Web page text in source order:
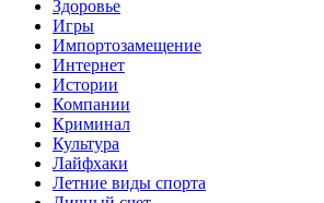
Здоровье
Игры
Импортозамещение
Интернет
Истории
Компании
Криминал
Культура
Лайфхаки
Летние виды спорта